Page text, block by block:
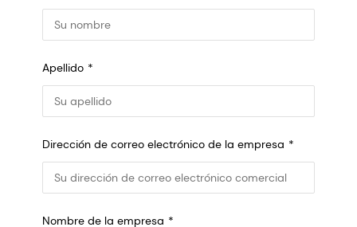
Apellido
Dirección de correo electrónico de la empresa
Nombre de la empresa